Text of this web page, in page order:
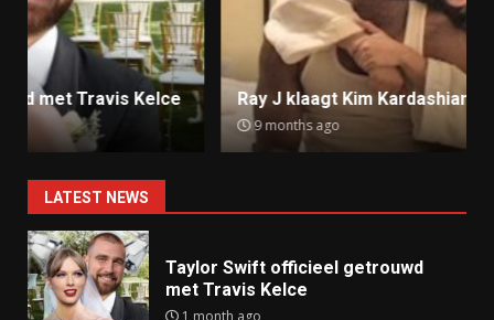
Ray J klaagt Kim Kardashian aan om sekstape
9 months ago
LATEST NEWS
Taylor Swift officieel getrouwd
met Travis Kelce
1 month ago